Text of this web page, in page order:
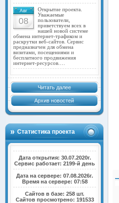
Авг
08
Открытие проекта.
Уважаемые
пользователи,
приветствуем всех в
нашей новой системе
обмена интернет-трафиком и
раскрутки веб-сайтов. Сервис
предназначен для обмена
визитами, посещениями и
бесплатного продвижения
интернет-ресурсов.…
Читать далее
Архив новостей
Статистика проекта
Дата открытия: 30.07.2020г.
Сервис работает: 2199-й день
Дата на сервере: 07.08.2026г.
Время на сервере: 07:58
Сайтов в базе: 258 шт.
Сайтов просмотрено: 191533